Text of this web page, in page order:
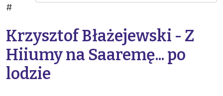
#
Krzysztof Błażejewski - Z
Hiiumy na Saaremę... po
lodzie